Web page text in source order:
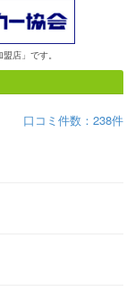
店」です。
口コミ件数：238件